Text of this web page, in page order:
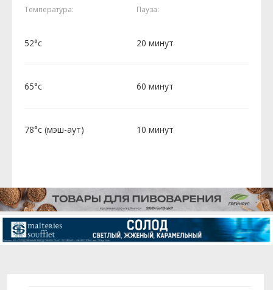
Температура: Пауза:
52°c 20 минут
65°c 60 минут
78°c (мэш-аут) 10 минут